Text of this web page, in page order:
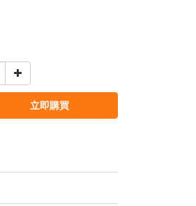
立即購買